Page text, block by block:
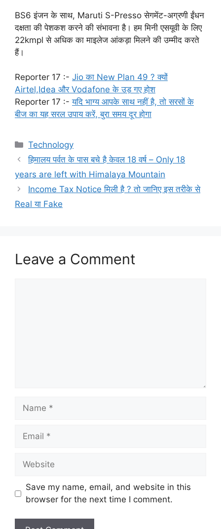
BS6 इंजन के साथ, Maruti S-Presso सेगमेंट-अग्रणी ईंधन
दक्षता की पेशकश करने की संभावना है। हम मिनी एसयूवी के लिए
22kmpl से अधिक का माइलेज आंकड़ा मिलने की उम्मीद करते
हैं।
Reporter 17 :- Jio का New Plan 49 ? क्यों
Airtel,Idea और Vodafone के उड़ गए होश
Reporter 17 :-यदि भाग्य आपके साथ नहीं है, तो सरसों के
बीज का यह सरल उपाय करें, बुरा समय दूर होगा
Categories
Technology
हिमालय पर्वत के पास बचे है केवल 18 वर्ष – Only 18
years are left with Himalaya Mountain
Income Tax Notice मिली है ? तो जानिए इस तरीके से
Real या Fake
Leave a Comment
Name
Email
Website
Save my name, email, and website in this
browser for the next time I comment.